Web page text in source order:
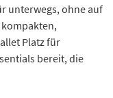
unterwegs, ohne auf
Platz für
bereit, die